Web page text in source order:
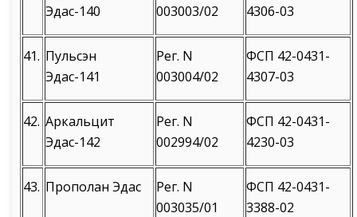
Эдас-140
003003/02
4306-03
41. Пульсэн
Эдас-141
Рег. N
003004/02
ФСП 42-0431-
4307-03
42. Аркальцит
Эдас-142
Рег. N
002994/02
ФСП 42-0431-
4230-03
43. Прополан Эдас
Рег. N
003035/01
ФСП 42-0431-
3388-02